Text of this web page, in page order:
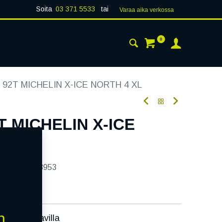
Soita 03 371 5533 tai Varaa aika verk​​​​ossa
0
MICHELIN X-ICE NORTH 4 XL
MICHELIN X-ICE
233953
Saatavilla